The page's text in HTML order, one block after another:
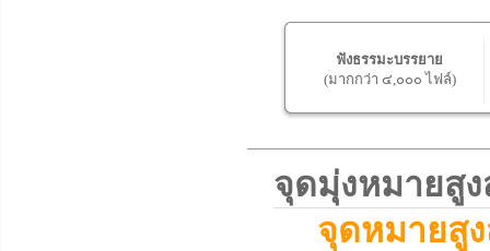
ฟังธรรมะบรรยาย
(มากกว่า ๔,๐๐๐ ไฟล์)
จุดมุ่งหมายสู
จุดหมายสู